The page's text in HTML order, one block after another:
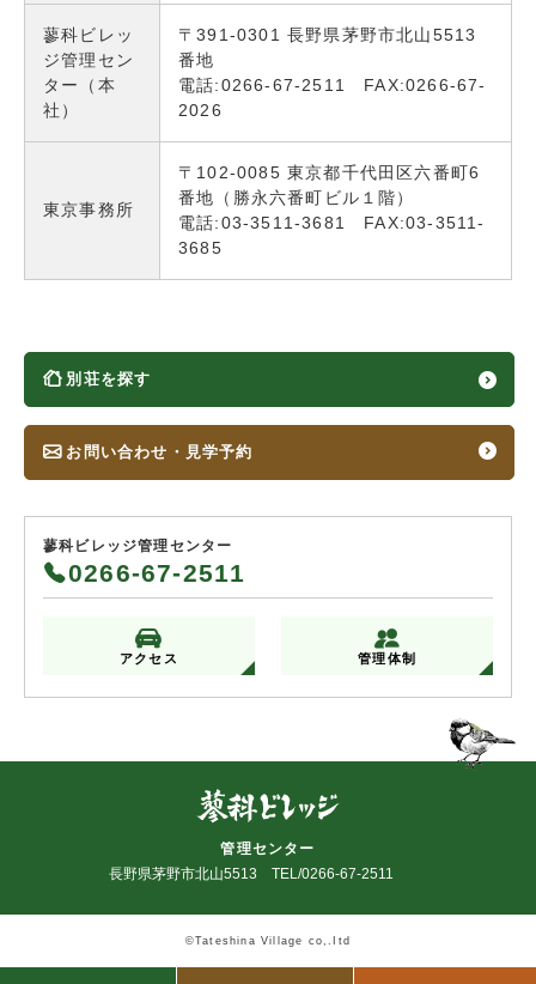
蓼科ビレッ
ジ管理セン
ター（本
社）
〒391-0301 長野県茅野市北山5513
番地
電話:0266-67-2511 FAX:0266-67-
2026
東京事務所
〒102-0085 東京都千代田区六番町6
番地（勝永六番町ビル１階）
電話:03-3511-3681 FAX:03-3511-
3685
別荘を探す
お問い合わせ・見学予約
蓼科ビレッジ管理センター
0266-67-2511
アクセス 管理体制
管理センター
長野県茅野市北山5513 TEL/0266-67-2511
©Tateshina Village co,.Itd